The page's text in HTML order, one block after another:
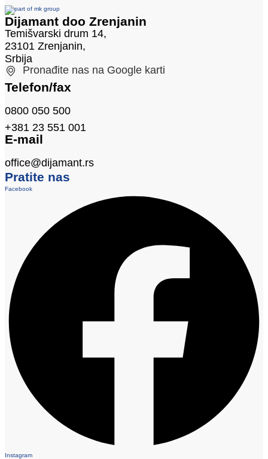
Dijamant doo Zrenjanin
Temišvarski drum 14,
23101 Zrenjanin,
Srbija
Pronađite nas na Google karti
Telefon/fax
0800 050 500
+381 23 551 001
E-mail
office@dijamant.rs
Pratite nas
Facebook
Instagram